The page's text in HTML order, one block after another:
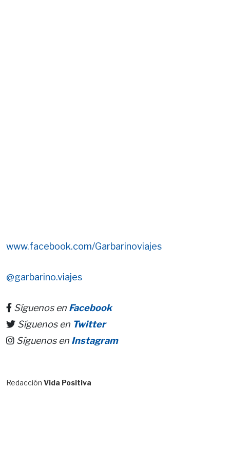
www.facebook.com/Garbarinoviajes
@garbarino.viajes
Síguenos en Facebook
Síguenos en Twitter
Síguenos en Instagram
Redacción Vida Positiva